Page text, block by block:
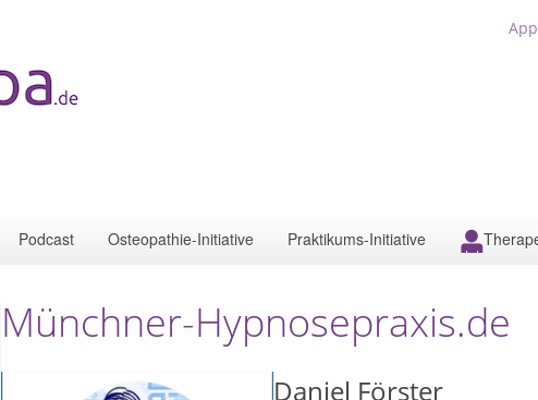
App
Podcast Osteopathie-Initiative Praktikums-Initiative
Münchner-Hypnosepraxis.de
Daniel Förster